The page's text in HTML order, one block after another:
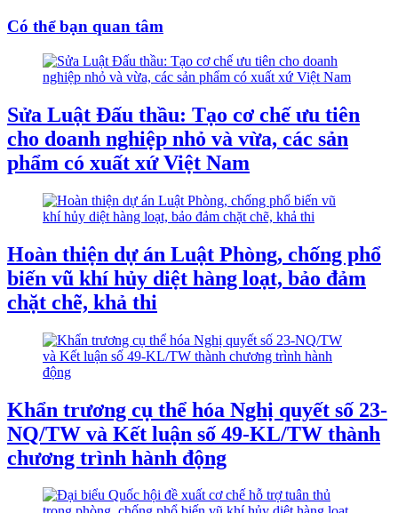
Có thể bạn quan tâm
Sửa Luật Đấu thầu: Tạo cơ chế ưu tiên
cho doanh nghiệp nhỏ và vừa, các sản
phẩm có xuất xứ Việt Nam
Hoàn thiện dự án Luật Phòng, chống phổ
biến vũ khí hủy diệt hàng loạt, bảo đảm
chặt chẽ, khả thi
Khẩn trương cụ thể hóa Nghị quyết số 23-
NQ/TW và Kết luận số 49-KL/TW thành
chương trình hành động